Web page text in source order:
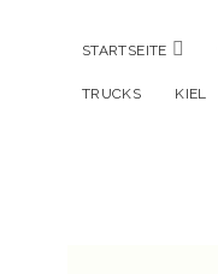
STARTSEITE Menü
TRUCKS KIEL